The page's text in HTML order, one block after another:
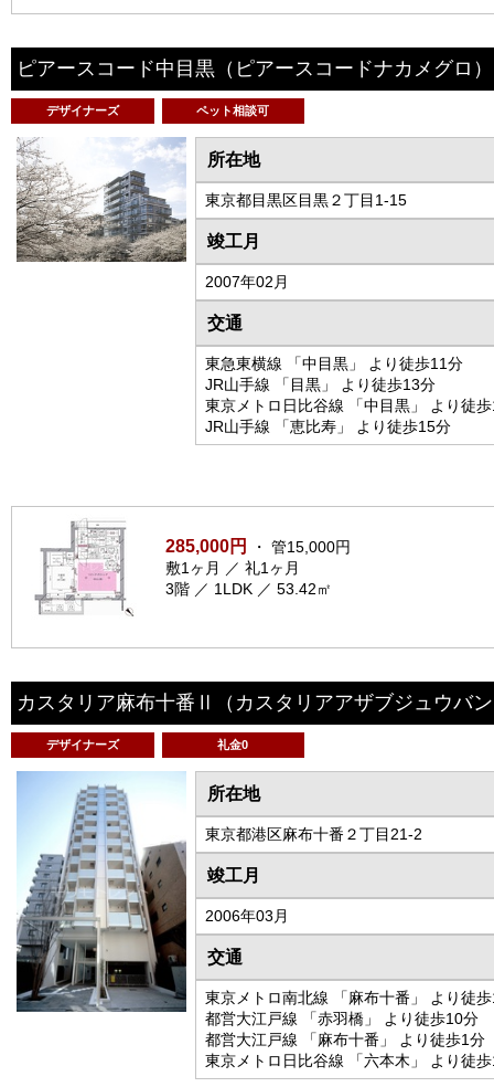
ピアースコード中目黒 （ピアースコードナカメグロ）
デザイナーズ ペット相談可
所在地
東京都目黒区目黒２丁目1-15
竣工月
2007年02月
交通
東急東横線 「中目黒」 より徒歩11分
JR山手線 「目黒」 より徒歩13分
東京メトロ日比谷線 「中目黒」 より徒
JR山手線 「恵比寿」 より徒歩15分
285,000円
・ 管15,000円
敷1ヶ月 ／ 礼1ヶ月
3階 ／ 1LDK ／ 53.42㎡
カスタリア麻布十番Ⅱ （カスタリアアザブジュウバ
デザイナーズ 礼金0
所在地
東京都港区麻布十番２丁目21-2
竣工月
2006年03月
交通
東京メトロ南北線 「麻布十番」 より徒
都営大江戸線 「赤羽橋」 より徒歩10分
都営大江戸線 「麻布十番」 より徒歩1分
東京メトロ日比谷線 「六本木」 より徒